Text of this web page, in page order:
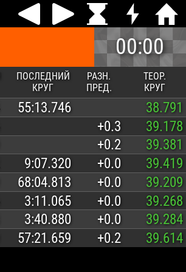
00:00
ПОСЛЕДНИЙ
КРУГ
РАЗН.
ПРЕД.
ТЕОР.
КРУГ
55:13.746
38.791
+0.3
39.178
+0.2
39.381
9:07.320 +0.0
39.419
68:04.813 +0.0
39.209
3:11.065 +0.0
39.268
3:40.880 +0.0
39.284
57:21.659 +0.2 39.614